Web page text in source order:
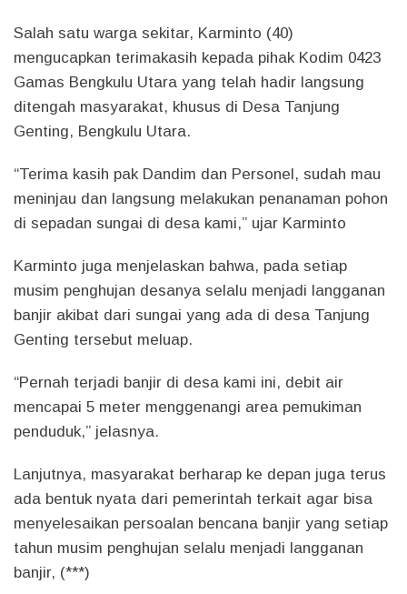
Salah satu warga sekitar, Karminto (40)
mengucapkan terimakasih kepada pihak Kodim 0423
Gamas Bengkulu Utara yang telah hadir langsung
ditengah masyarakat, khusus di Desa Tanjung
Genting, Bengkulu Utara.
“Terima kasih pak Dandim dan Personel, sudah mau
meninjau dan langsung melakukan penanaman pohon
di sepadan sungai di desa kami,” ujar Karminto
Karminto juga menjelaskan bahwa, pada setiap
musim penghujan desanya selalu menjadi langganan
banjir akibat dari sungai yang ada di desa Tanjung
Genting tersebut meluap.
“Pernah terjadi banjir di desa kami ini, debit air
mencapai 5 meter menggenangi area pemukiman
penduduk,” jelasnya.
Lanjutnya, masyarakat berharap ke depan juga terus
ada bentuk nyata dari pemerintah terkait agar bisa
menyelesaikan persoalan bencana banjir yang setiap
tahun musim penghujan selalu menjadi langganan
banjir, (***)